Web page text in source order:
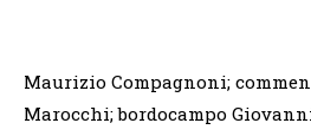
Maurizio Compagnoni;
Marocchi; bordocampo